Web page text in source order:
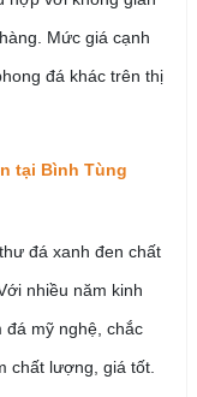
Mức giá cạnh
đá khác trên thị
tại Bình Tùng
đá xanh đen chất
nhiều năm kinh
đá mỹ nghệ, chắc
chất lượng, giá tốt.